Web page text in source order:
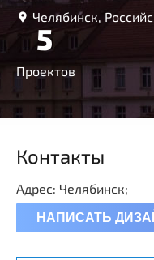
Челябинск,
5
Проектов
Контакты
Адрес: Челябинск;
НАПИСАТЬ